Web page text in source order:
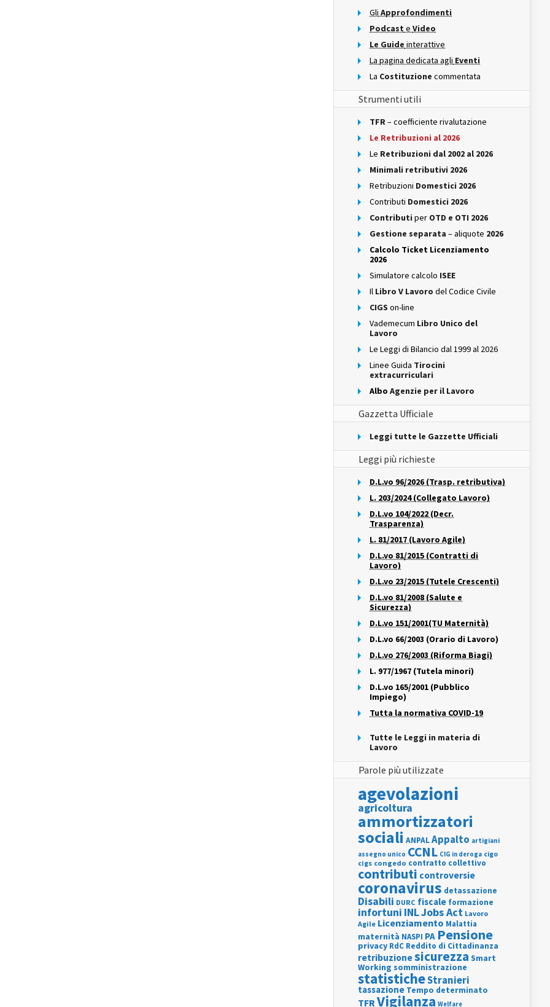
Gli Approfondimenti
Podcast e Video
Le Guide interattive
La pagina dedicata agli Eventi
La Costituzione commentata
Strumenti utili
TFR– coefficiente rivalutazione
Le Retribuzioni al 2026
Le Retribuzioni dal 2002 al 2026
Minimali retributivi 2026
Retribuzioni Domestici 2026
Contributi Domestici 2026
Contributi per OTD e OTI 2026
Gestione separata – aliquote 2026
Calcolo Ticket Licenziamento
2026
Simulatore calcolo ISEE
Il Libro V Lavoro del Codice Civile
CIGS on-line
Vademecum Libro Unico del
Lavoro
Le Leggi di Bilancio dal 1999 al 2026
Linee Guida Tirocini
extracurriculari
Albo Agenzie per il Lavoro
Gazzetta Ufficiale
Leggi tutte le Gazzette Ufficiali
Leggi più richieste
D.L.vo 96/2026 (Trasp. retributiva)
L. 203/2024 (Collegato Lavoro)
D.L.vo 104/2022 (Decr.
Trasparenza)
L. 81/2017 (Lavoro Agile)
D.L.vo 81/2015 (Contratti di
Lavoro)
D.L.vo 23/2015 (Tutele Crescenti)
D.L.vo 81/2008 (Salute e
Sicurezza)
D.L.vo 151/2001(TU Maternità)
D.L.vo 66/2003 (Orario di Lavoro)
D.L.vo 276/2003 (Riforma Biagi)
L. 977/1967 (Tutela minori)
D.L.vo 165/2001 (Pubblico
Impiego)
Tutta la normativa COVID-19
Tutte le Leggi in materia di
Lavoro
Parole più utilizzate
agevolazioni
agricoltura
ammortizzatori
sociali ANPALAppalto artigiani
assegno unico CCNL CIG in deroga cigo
cigs congedo contratto collettivo
contributi controversie
coronavirus detassazione
Disabili DURC fiscale formazione
infortuni INLJobs Act Lavoro
Agile Licenziamento Malattia
maternità NASPI PA Pensione
privacy RdC Reddito di Cittadinanza
retribuzionesicurezza Smart
Working somministrazione
statisticheStranieri
tassazione Tempo determinato
TFRVigilanza Welfare